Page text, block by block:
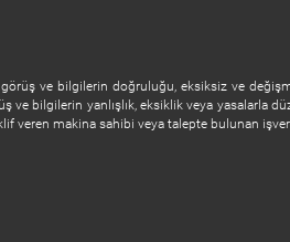
ve bilgilerin doğruluğu, eksiksiz ve
bilgilerin yanlışlık, eksiklik veya yasalarla
veren makina sahibi veya talepte bulunan